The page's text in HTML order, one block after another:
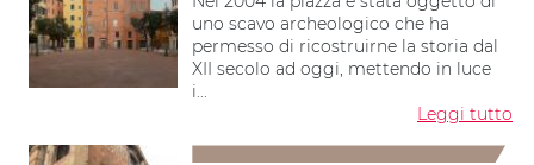
uno scavo archeologico che ha
permesso di ricostruirne la storia dal
XII secolo ad oggi, mettendo in luce
i...
Leggi tutto